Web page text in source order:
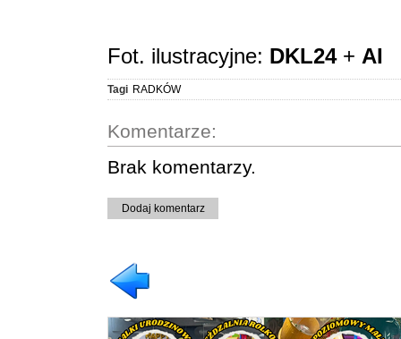
Fot. ilustracyjne: DKL24+ AI
Tagi RADKÓW
Komentarze:
Brak komentarzy.
Dodaj komentarz